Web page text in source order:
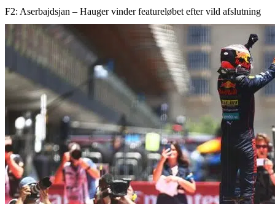
F2: Aserbajdsjan – Hauger vinder featureløbet efter vild afslutning